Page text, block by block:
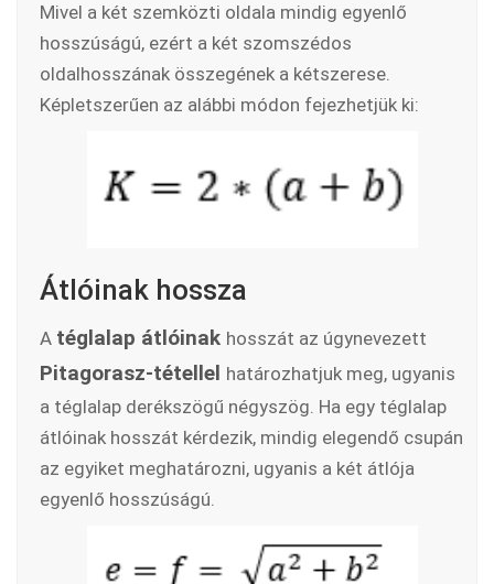
Mivel a két szemközti oldala mindig egyenlő
hosszúságú, ezért a két szomszédos
oldalhosszának összegének a kétszerese.
Képletszerűen az alábbi módon fejezhetjük ki:
Átlóinak hossza
A téglalap átlóinak hosszát az úgynevezett
Pitagorasz-tétellel határozhatjuk meg, ugyanis
a téglalap derékszögű négyszög. Ha egy téglalap
átlóinak hosszát kérdezik, mindig elegendő csupán
az egyiket meghatározni, ugyanis a két átlója
egyenlő hosszúságú.